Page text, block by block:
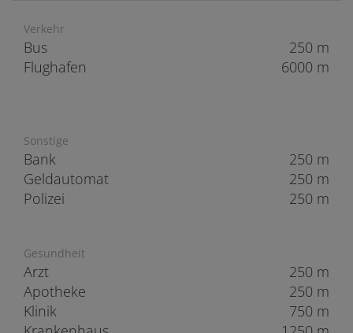
Verkehr
Bus
250 m
Flughafen
6000 m
Sonstige
Bank
250 m
Geldautomat
250 m
Polizei
250 m
Gesundheit
Arzt
250 m
Apotheke
250 m
Klinik
750 m